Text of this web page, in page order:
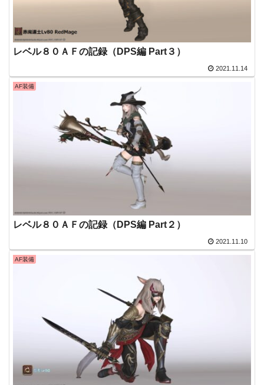
レベル８０ＡＦの記録（DPS編 Part３）
2021.11.14
AF装備
レベル８０ＡＦの記録（DPS編 Part２）
2021.11.10
AF装備